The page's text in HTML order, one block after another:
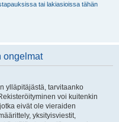
tai lakiasioissa tähän
ongelmat
ylläpitäjästä, tarvitaanko
voi kuitenkin
eivät ole vieraiden
yksityisviestit,